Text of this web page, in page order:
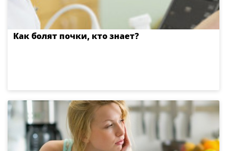
Как болят почки, кто знает?